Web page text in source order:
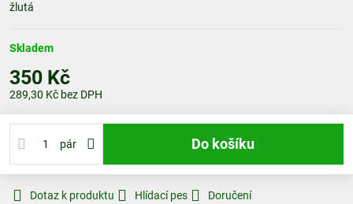
žlutá
Skladem
350 Kč
289,30 Kč bez DPH
pár Do košíku
Dotaz k produktu Hlídací pes Doručení